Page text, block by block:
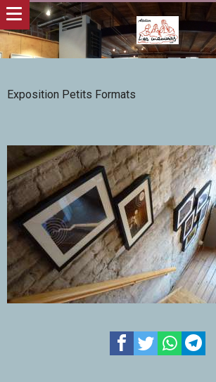
Exposition Petits Formats